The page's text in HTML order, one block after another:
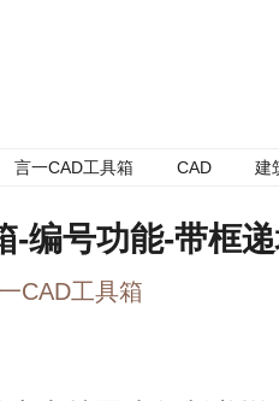
言一CAD工具箱 CAD 建
-编号功能-带框
CAD工具箱